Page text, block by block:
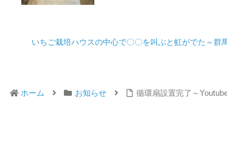
いちご栽培ハウスの中心で〇〇を叫ぶと虹がでた～群
ホーム お知らせ 循環扇設置完了～